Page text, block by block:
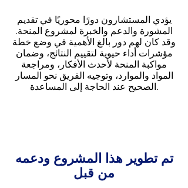
يؤدي المستشارون دورًا محوريًا في تقديم
المشورة والدعم والخبرة لمشروع المنحة.
وقد كان لهم دور بالغ الأهمية في وضع خطة
مؤشرات أداء حيوية لتقييم النتائج، وضمان
مواكبة المنحة لأحدث الأفكار، ومراجعة
المواد والموارد، وتوجيه الفريق نحو المسار
الصحيح عند الحاجة إلى المساعدة.
تم تطوير هذا المشروع ودعمه
من قبل